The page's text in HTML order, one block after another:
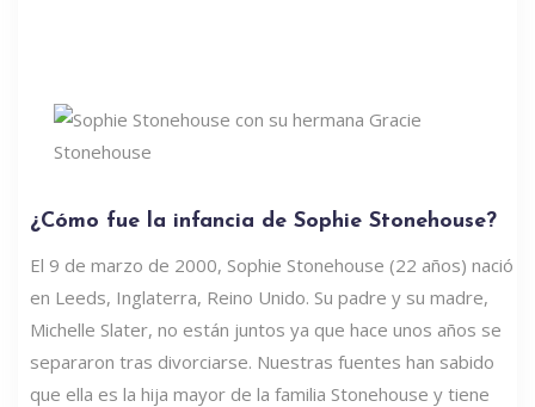
¿Cómo fue la infancia de Sophie Stonehouse?
El 9 de marzo de 2000, Sophie Stonehouse (22 años) nació
en Leeds, Inglaterra, Reino Unido. Su padre y su madre,
Michelle Slater, no están juntos ya que hace unos años se
separaron tras divorciarse. Nuestras fuentes han sabido
que ella es la hija mayor de la familia Stonehouse y tiene